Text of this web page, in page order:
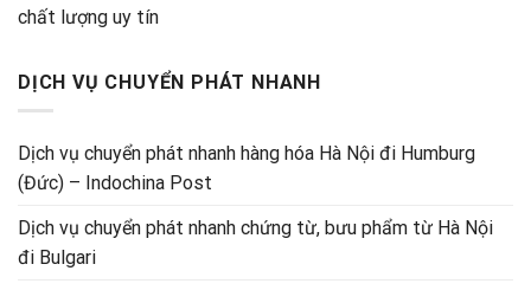
chất lượng uy tín
DỊCH VỤ CHUYỂN PHÁT NHANH
Dịch vụ chuyển phát nhanh hàng hóa Hà Nội đi Humburg
(Đức) – Indochina Post
Dịch vụ chuyển phát nhanh chứng từ, bưu phẩm từ Hà Nội
đi Bulgari